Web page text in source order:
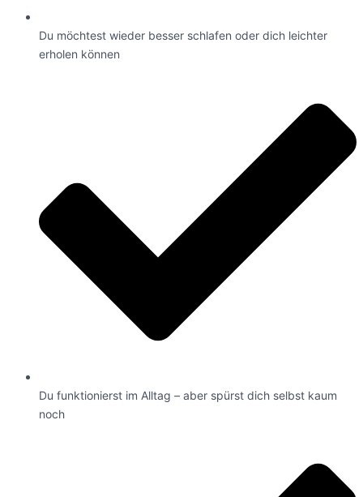
Du möchtest wieder besser schlafen oder dich leichter
erholen können
Du funktionierst im Alltag – aber spürst dich selbst kaum
noch